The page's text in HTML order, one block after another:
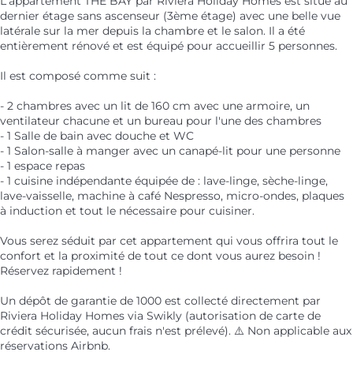
dernier étage sans ascenseur (3ème étage) avec une belle vue
latérale sur la mer depuis la chambre et le salon. Il a été
entièrement rénové et est équipé pour accueillir 5 personnes.
Il est composé comme suit :
- 2 chambres avec un lit de 160 cm avec une armoire, un
ventilateur chacune et un bureau pour l'une des chambres
- 1 Salle de bain avec douche et WC
- 1 Salon-salle à manger avec un canapé-lit pour une personne
- 1 espace repas
- 1 cuisine indépendante équipée de : lave-linge, sèche-linge,
lave-vaisselle, machine à café Nespresso, micro-ondes, plaques
à induction et tout le nécessaire pour cuisiner.
Vous serez séduit par cet appartement qui vous offrira tout le
confort et la proximité de tout ce dont vous aurez besoin !
Réservez rapidement !
Un dépôt de garantie de 1000 est collecté directement par
Riviera Holiday Homes via Swikly (autorisation de carte de
crédit sécurisée, aucun frais n'est prélevé). ⚠️ Non applicable aux
réservations Airbnb.